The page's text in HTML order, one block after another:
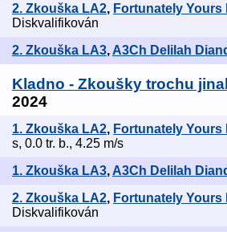
2. Zkouška LA2, Fortunately Yours
Diskvalifikován
2. Zkouška LA3, A3Ch Delilah
Kladno - Zkoušky trochu
2024
1. Zkouška LA2, Fortunately Yours
s, 0.0 tr. b., 4.25 m/s
1. Zkouška LA3, A3Ch Delilah
2. Zkouška LA2, Fortunately Yours
Diskvalifikován